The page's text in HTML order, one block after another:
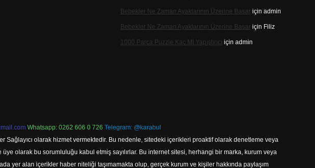
Bebekler Ne Zaman Ayaklarının Üzerine Basariçin admin
Bebekler Ne Zaman Ayaklarının Üzerine Basariçin Filiz
1000 Parça Puzzle Kaç Ml Yapıştırıcı için admin
Whatsapp: 0262 606 0 726 Telegram: @karabul
Sağlayıcı olarak hizmet vermektedir. Bu nedenle, sitedeki içerikleri proaktif olarak denetleme veya
olarak bu sorumluluğu kabul etmiş sayılırlar. Bu internet sitesi, herhangi bir marka, kurum veya
yer alan içerikler haber niteliği taşımamakta olup, gerçek kurum ve kişiler hakkında paylaşım